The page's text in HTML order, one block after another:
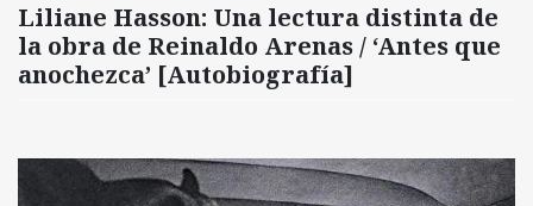
Liliane Hasson: Una lectura distinta de
la obra de Reinaldo Arenas / ‘Antes que
anochezca’ [Autobiografía]